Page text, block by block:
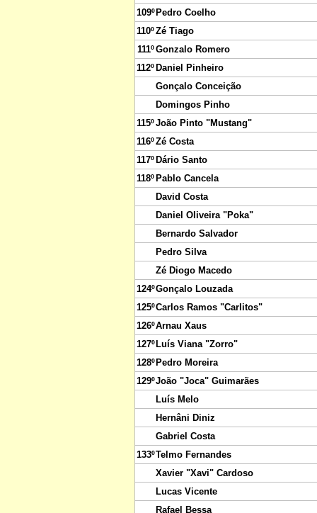
109º Pedro Coelho
110ºZé Tiago
111ºGonzalo Romero
112º Daniel Pinheiro
Gonçalo Conceição
Domingos Pinho
115ºJoão Pinto "Mustang"
116ºZé Costa
117º Dário Santo
118º Pablo Cancela
David Costa
Daniel Oliveira "Poka"
Bernardo Salvador
Pedro Silva
Zé Diogo Macedo
124ºGonçalo Louzada
125ºCarlos Ramos "Carlitos"
126ºArnau Xaus
127º Luís Viana "Zorro"
128º Pedro Moreira
129ºJoão "Joca" Guimarães
Luís Melo
Hernâni Diniz
Gabriel Costa
133ºTelmo Fernandes
Xavier "Xavi" Cardoso
Lucas Vicente
Rafael Bessa